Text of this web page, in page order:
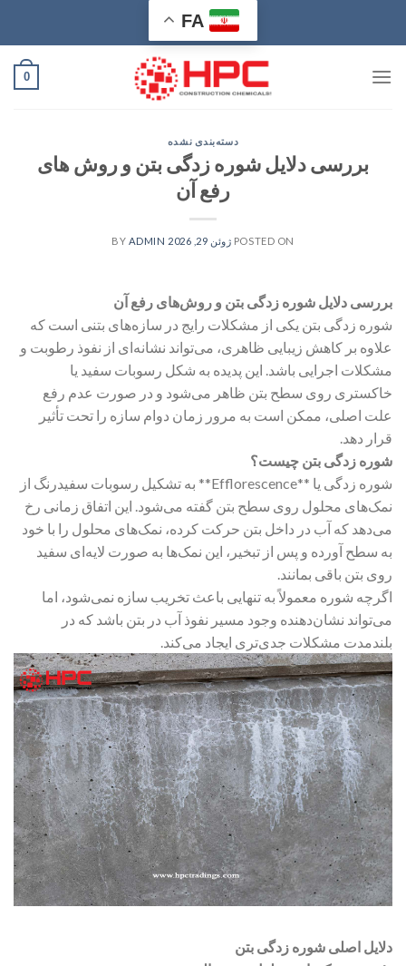
FA
0
دسته‌بندی نشده
بررسی دلایل شوره زدگی بتن و روش های
رفع آن
POSTED ON ژوئن 29, 2026 ADMIN
بررسی دلایل شوره زدگی بتن و روش‌های رفع آن
شوره زدگی بتن یکی از مشکلات رایج در سازه‌های بتنی است که
علاوه بر کاهش زیبایی ظاهری، می‌تواند نشانه‌ای از نفوذ رطوبت و
مشکلات اجرایی باشد. این پدیده به شکل رسوبات سفید یا
خاکستری روی سطح بتن ظاهر می‌شود و در صورت عدم رفع
علت اصلی، ممکن است به مرور زمان دوام سازه را تحت تأثیر
قرار دهد.
شوره زدگی بتن چیست؟
شوره زدگی یا **Efflorescence** به تشکیل رسوبات سفیدرنگ از
نمک‌های محلول روی سطح بتن گفته می‌شود. این اتفاق زمانی رخ
می‌دهد که آب در داخل بتن حرکت کرده، نمک‌های محلول را با خود
به سطح آورده و پس از تبخیر، این نمک‌ها به صورت لایه‌ای سفید
روی بتن باقی بمانند.
اگرچه شوره معمولاً به تنهایی باعث تخریب سازه نمی‌شود، اما
می‌تواند نشان‌دهنده وجود مسیر نفوذ آب در بتن باشد که در
بلندمدت مشکلات جدی‌تری ایجاد می‌کند.
دلایل اصلی شوره زدگی بتن